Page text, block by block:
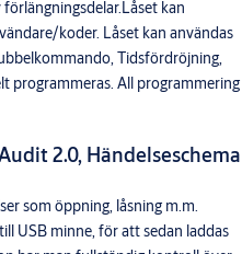
kan
koder. Låset kan användas
Tidsfördröjning,
programmeras. All programmering
2.0, Händelseschema
som öppning, låsning m.m.
USB minne, för att sedan laddas